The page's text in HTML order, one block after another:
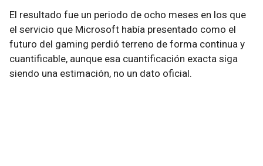
El resultado fue un periodo de ocho meses en los que
el servicio que Microsoft había presentado como el
futuro del gaming perdió terreno de forma continua y
cuantificable, aunque esa cuantificación exacta siga
siendo una estimación, no un dato oficial.